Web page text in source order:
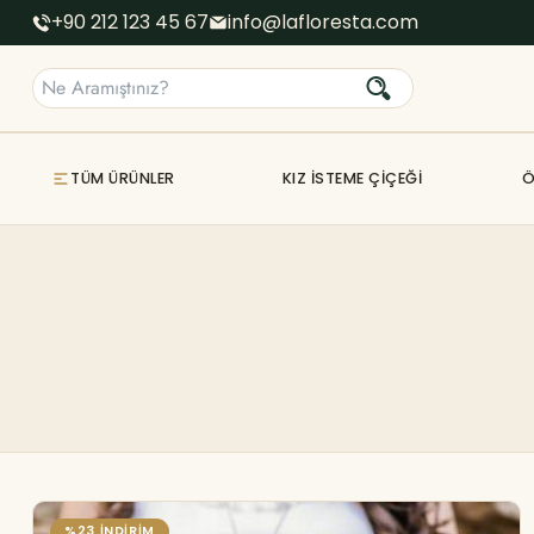
+90 212 123 45 67 info@lafloresta.com
TÜM ÜRÜNLER KIZ İSTEME ÇIÇEĞI